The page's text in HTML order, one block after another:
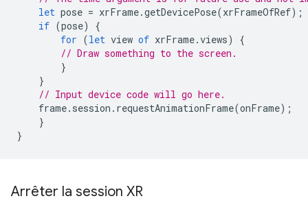
let pose = xrFrame.getDevicePose(xrFrameOfRef);
if (pose)
{
for (let view of xrFrame.views)
{
// Draw something to the screen.
}
}
// Input device code will go here.
frame. session . requestAnimationFrame(onFrame);
}
}
Arrêter la session XR